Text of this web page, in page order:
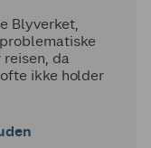
Blyverket,
da
ikke holder